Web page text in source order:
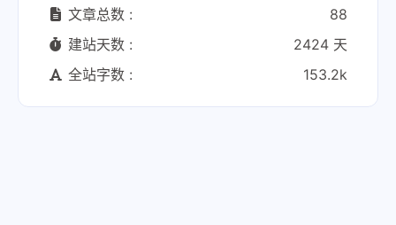
文章总数 :
88
建站天数 :
2424 天
全站字数 :
153.2k